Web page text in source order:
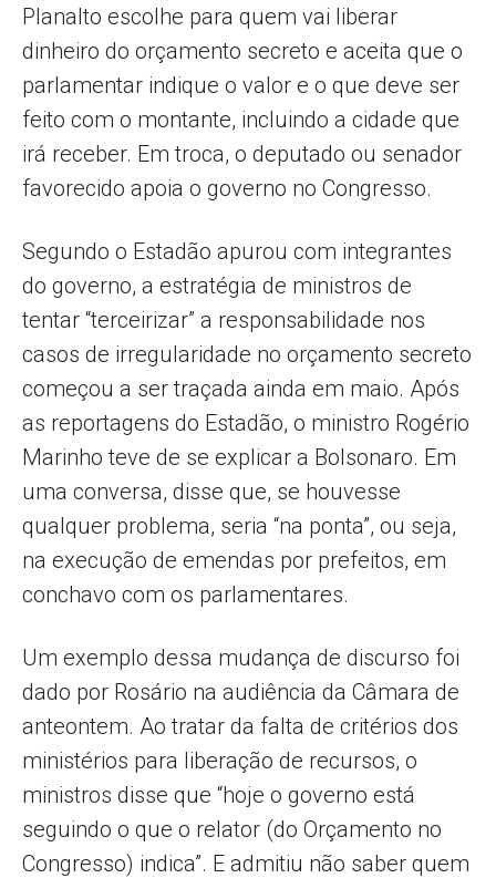
Planalto escolhe para quem vai liberar
dinheiro do orçamento secreto e aceita que o
parlamentar indique o valor e o que deve ser
feito com o montante, incluindo a cidade que
irá receber. Em troca, o deputado ou senador
favorecido apoia o governo no Congresso.
Segundo o Estadão apurou com integrantes
do governo, a estratégia de ministros de
tentar “terceirizar” a responsabilidade nos
casos de irregularidade no orçamento secreto
começou a ser traçada ainda em maio. Após
as reportagens do Estadão, o ministro Rogério
Marinho teve de se explicar a Bolsonaro. Em
uma conversa, disse que, se houvesse
qualquer problema, seria “na ponta”, ou seja,
na execução de emendas por prefeitos, em
conchavo com os parlamentares.
Um exemplo dessa mudança de discurso foi
dado por Rosário na audiência da Câmara de
anteontem. Ao tratar da falta de critérios dos
ministérios para liberação de recursos, o
ministros disse que “hoje o governo está
seguindo o que o relator (do Orçamento no
Congresso) indica”. E admitiu não saber quem